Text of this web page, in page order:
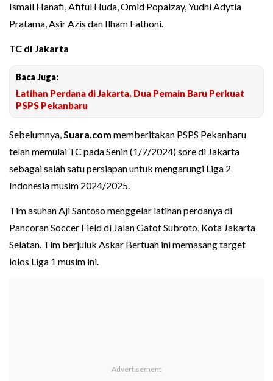
Ismail Hanafi, Afiful Huda, Omid Popalzay, Yudhi Adytia
Pratama, Asir Azis dan Ilham Fathoni.
TC di Jakarta
Baca Juga:
Latihan Perdana di Jakarta, Dua Pemain Baru Perkuat
PSPS Pekanbaru
Sebelumnya,Suara.com memberitakan PSPS Pekanbaru
telah memulai TC pada Senin (1/7/2024) sore di Jakarta
sebagai salah satu persiapan untuk mengarungi Liga 2
Indonesia musim 2024/2025.
Tim asuhan Aji Santoso menggelar latihan perdanya di
Pancoran Soccer Field di Jalan Gatot Subroto, Kota Jakarta
Selatan. Tim berjuluk Askar Bertuah ini memasang target
lolos Liga 1 musim ini.